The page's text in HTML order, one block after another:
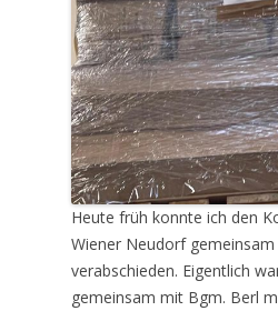
Heute früh konnte ich den
Wiener Neudorf
verabschieden. Eigentlich
gemeinsam mit Bgm. Berl